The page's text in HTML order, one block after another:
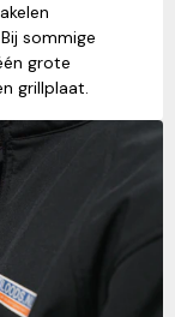
sommige
grote
grillplaat.